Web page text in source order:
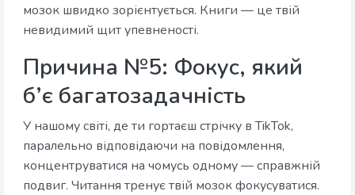
мозок швидко зорієнтується. Книги — це твій
невидимий щит упевненості.
Причина №5: Фокус, який
б’є багатозадачність
У нашому світі, де ти гортаєш стрічку в TikTok,
паралельно відповідаючи на повідомлення,
концентруватися на чомусь одному — справжній
подвиг. Читання тренує твій мозок фокусуватися.